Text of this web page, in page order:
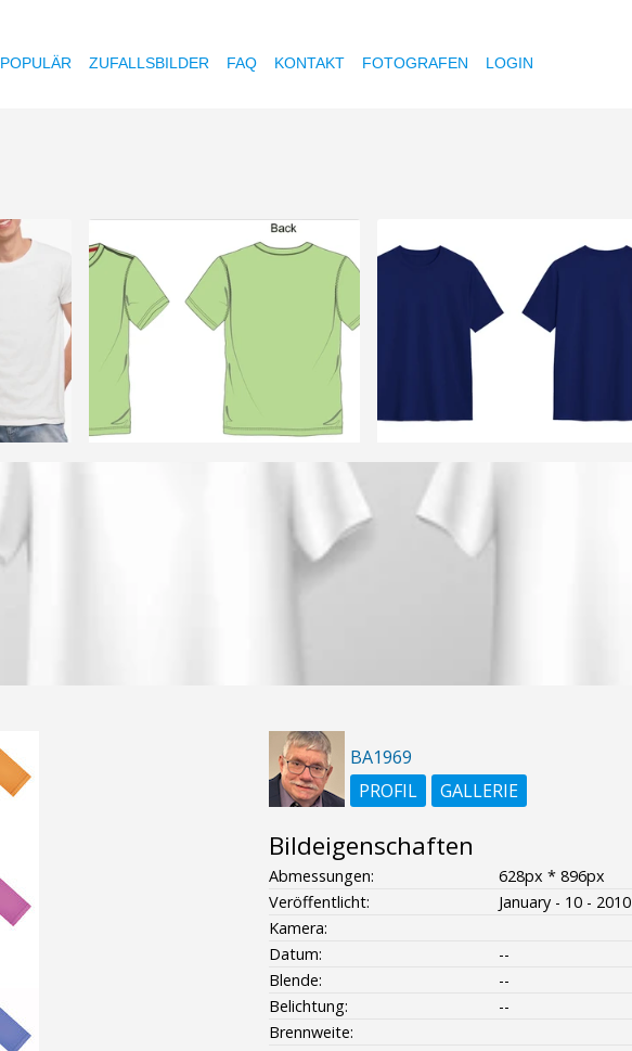
POPULÄR ZUFALLSBILDER FAQ KONTAKT FOTOGRAFEN LOGIN
BA1969
PROFIL
GALLERIE
Bildeigenschaften
Abmessungen:
628px * 896px
Veröffentlicht:
January - 10 - 2010
Kamera:
Datum:
--
Blende:
--
Belichtung:
--
Brennweite: